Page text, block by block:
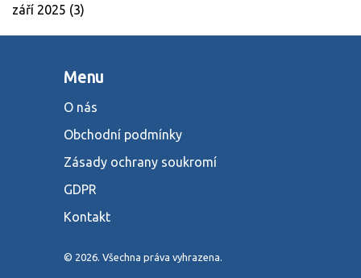
září 2025 (3)
Menu
O nás
Obchodní podmínky
Zásady ochrany soukromí
GDPR
Kontakt
© 2026. Všechna práva vyhrazena.